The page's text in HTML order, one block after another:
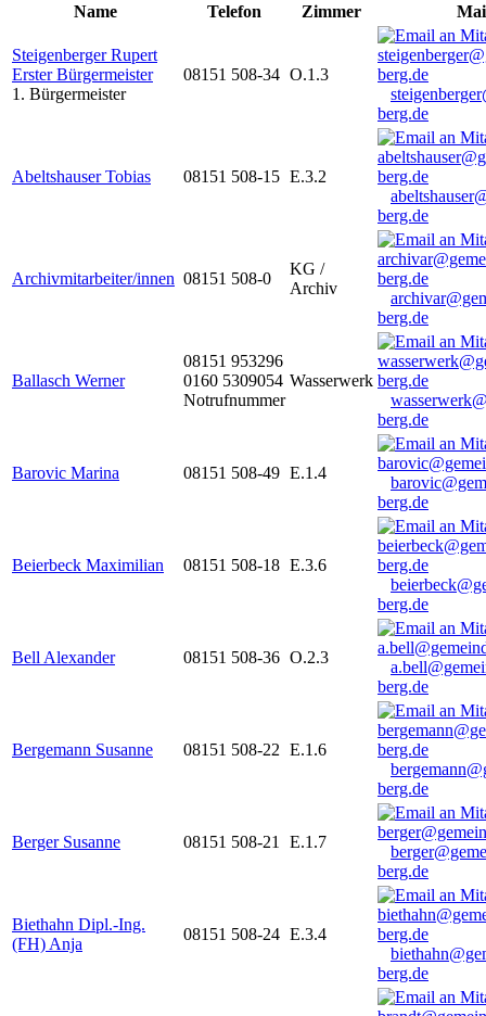
Name
Telefon Zimmer
Steigenberger Rupert
Erster Bürgermeister
1. Bürgermeister
08151 508-34 O.1.3
berg.de
Abeltshauser Tobias 08151 508-15 E.3.2
berg.de
Archivmitarbeiter/innen 08151 508-0
KG /
Archiv
berg.de
Ballasch Werner
08151 953296
0160 5309054
Notrufnummer
Wasserwerk
berg.de
Barovic Marina 08151 508-49 E.1.4
berg.de
Beierbeck Maximilian 08151 508-18 E.3.6
berg.de
Bell Alexander 08151 508-36 O.2.3
berg.de
Bergemann Susanne 08151 508-22 E.1.6
berg.de
Berger Susanne 08151 508-21 E.1.7
berg.de
Biethahn Dipl.-Ing.
(FH) Anja
08151 508-24 E.3.4
berg.de